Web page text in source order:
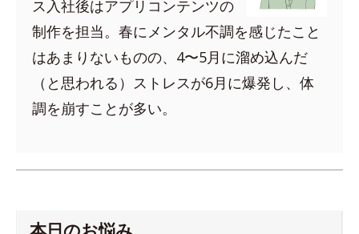
ス入社後はアプリコンテンツの
制作を担当。春にメンタル不調を感じたこと
はあまりないものの、4〜5月に溜め込んだ
（と思われる）ストレスが6月に爆発し、体
調を崩すことが多い。